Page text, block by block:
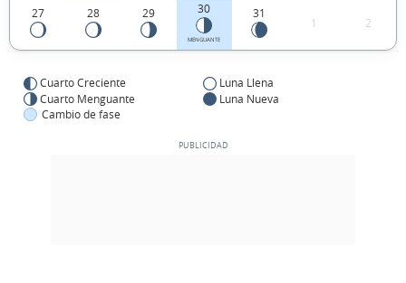
27 28 29 30
MENGUANTE
31
1 2
Cuarto Creciente
Luna Llena
Cuarto Menguante
Luna Nueva
Cambio de fase